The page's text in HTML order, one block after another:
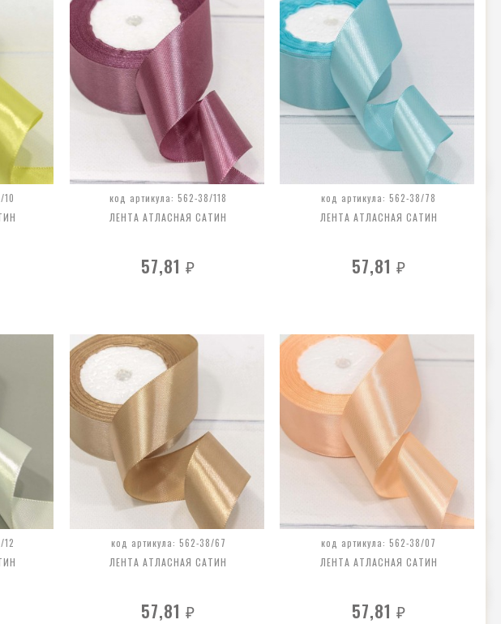
код артикула: 562-38/118
ЛЕНТА АТЛАСНАЯ САТИН
57,81 ₽
код артикула: 562-38/78
ЛЕНТА АТЛАСНАЯ САТИН
57,81 ₽
код артикула: 562-38/67
ЛЕНТА АТЛАСНАЯ САТИН
57,81 ₽
код артикула: 562-38/07
ЛЕНТА АТЛАСНАЯ САТИН
57,81 ₽